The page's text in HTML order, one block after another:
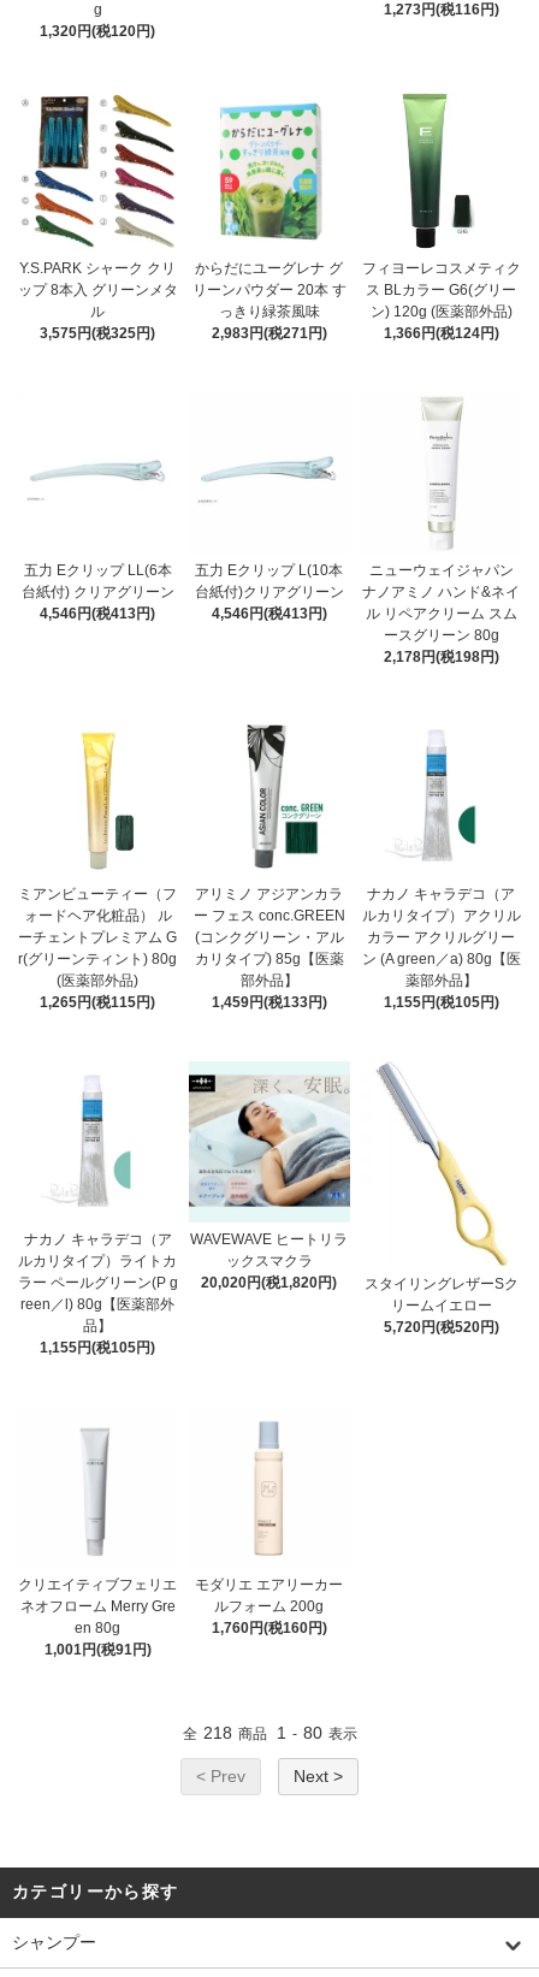
g
1,320円(税120円)
1,273円(税116円)
Y.S.PARK シャーク クリ
ップ 8本入 グリーンメタ
ル
3,575円(税325円)
からだにユーグレナ グ
リーンパウダー 20本 す
っきり緑茶風味
2,983円(税271円)
フィヨーレコスメティク
ス BLカラー G6(グリー
ン) 120g (医薬部外品)
1,366円(税124円)
五力 Eクリップ LL(6本
台紙付) クリアグリーン
4,546円(税413円)
五力 Eクリップ L(10本
台紙付)クリアグリーン
4,546円(税413円)
ニューウェイジャパン
ナノアミノ ハンド&ネイ
ル リペアクリーム スム
ースグリーン 80g
2,178円(税198円)
ミアンビューティー（フ
ォードヘア化粧品） ル
ーチェントプレミアム G
r(グリーンティント) 80g
(医薬部外品)
1,265円(税115円)
アリミノ アジアンカラ
ー フェス conc.GREEN
(コンクグリーン・アル
カリタイプ) 85g【医薬
部外品】
1,459円(税133円)
ナカノ キャラデコ（ア
ルカリタイプ）アクリル
カラー アクリルグリー
ン (A green／a) 80g【医
薬部外品】
1,155円(税105円)
ナカノ キャラデコ（ア
ルカリタイプ）ライトカ
ラー ペールグリーン(P g
reen／l) 80g【医薬部外
品】
1,155円(税105円)
WAVEWAVE ヒートリラ
ックスマクラ
20,020円(税1,820円)
スタイリングレザーSク
リームイエロー
5,720円(税520円)
クリエイティブフェリエ
ネオフローム Merry Gre
en 80g
1,001円(税91円)
モダリエ エアリーカー
ルフォーム 200g
1,760円(税160円)
全 218 商品 1 - 80 表示
< Prev Next >
カテゴリーから探す
シャンプー